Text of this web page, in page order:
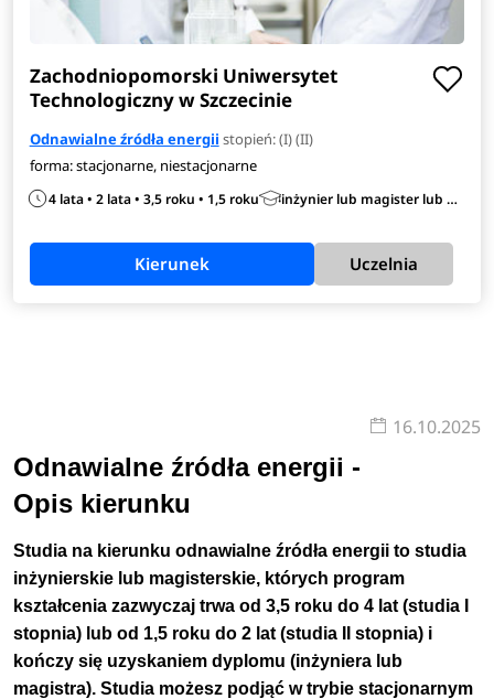
Zachodniopomorski Uniwersytet
Technologiczny w Szczecinie
Odnawialne źródła energii stopień: (I) (II)
forma: stacjonarne, niestacjonarne
4 lata • 2 lata • 3,5 roku • 1,5 roku inżynier lub magister lub magister inżynier
Kierunek Uczelnia
16.10.2025
Odnawialne źródła energii -
Opis kierunku
Studia na kierunku odnawialne źródła energii to studia
inżynierskie lub magisterskie, których program
kształcenia zazwyczaj trwa od 3,5 roku do 4 lat (studia I
stopnia) lub od 1,5 roku do 2 lat (studia II stopnia) i
kończy się uzyskaniem dyplomu (inżyniera lub
magistra).Studia możesz podjąć w trybiestacjonarnym